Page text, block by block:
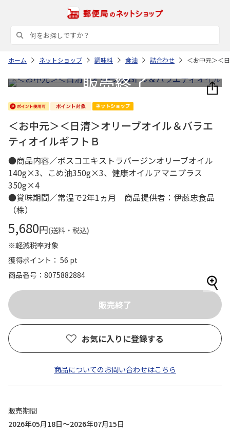
ホーム ネットショップ 調味料 食油 詰合わせ ＜お中元＞＜
＜お中元＞＜日清＞オリーブオイル＆バラエ
ティオイルギフトＢ
●商品内容／ボスコエキストラバージンオリーブオイル
140g×3、こめ油350g×3、健康オイルアマニプラス
350g×4
●賞味期間／常温で2年1ヵ月 商品提供者：伊藤忠食品
（株）
5,680円(送料・税込)
※軽減税率対象
獲得ポイント： 56 pt
商品番号
8075882884
お気に入りに登録する
商品についてのお問い合わせはこちら
販売期間
2026年05月18日～2026年07月15日